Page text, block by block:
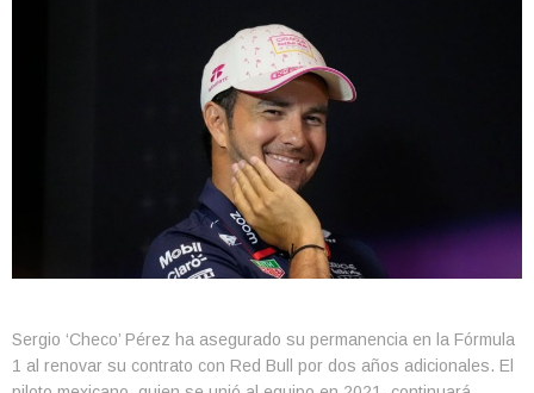
Sergio ‘Checo’ Pérez ha asegurado su permanencia en la Fórmula
1 al renovar su contrato con Red Bull por dos años adicionales. El